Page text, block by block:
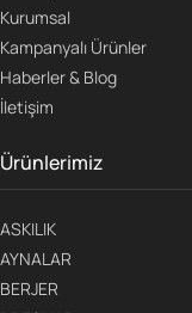
Kurumsal
Kampanyalı Ürünler
Haberler & Blog
İletişim
Ürünlerimiz
ASKILIK
AYNALAR
BERJER